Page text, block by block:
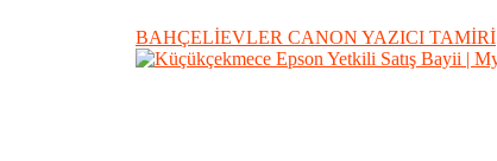
BAHÇELİEVLER CANON YAZICI TAMİRİ